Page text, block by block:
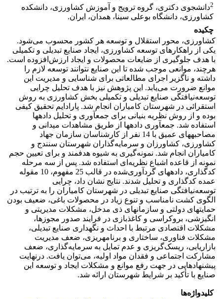
2دانشجوی دکتری، گروه ترویج و آموزش کشاورزی، دانشکده
کشاورزی، دانشگاه بوعلی سینا، همدان، ایران.
چکیده
کشاورزی، محور استقلال و توسعه هر کشور محسوب می‌شود.
یکی از راهکارهای توسعه کشاورزی، ایجاد صنایع تبدیلی و تکمیلی
با هدف جلوگیری از ضایعات محصولات و ایجاد ارزش‌افزوده است.
هرچند، موانعی موجب شده تا این صنایع نتوانند توسعه لازم را
داشته و ناگزیر اجرای مطالعاتی برای شناسایی و مدیریت این
موانع ضرورت می‌یابد. این پژوهش نیز با هدف تحلیل چرایی
توسعه‌نیافتگی صنایع تبدیلی و تکمیلی بخش کشاورزی به روش
استقرائی در شهرستان کامیاران انجام شد. پارادایم تحقیق کیفی
بوده و از روش نظریه بنیانی برای جمع‏آوری و تحلیل داده‏ها
استفاده شد. جمع‏آوری داده‏ها از طریق مشاهدات میدانی و
مصاحبه‏های عمیق با 14 نفر از کارشناسان سازمان جهاد
کشاورزی، کشاورزان و سرمایه‏‌گذاران شهرستان سنندج و
کامیاران انجام شد. نمونه‌‏گیری به شیوه هدفمند و برای تعیین حجم
نمونه از قاعده اشباع نظریه‌ای استفاده شد. پس از سه مرحله
کدگذاری، داده‏های گردآوری‌شده در قالب 25 مفهوم، 10 مقوله
عمده کدگذاری و تحلیل شدند. نتایج نشان داد، چرایی
توسعه‌نیافتگی صنایع تبدیلی در شهرستان کامیاران را به ترتیب در
الگوی کشت نامناسب و تنوع زیاد در محصولات باغی، ضعیف بودن
حمایت‏های دولتی و سازمان‏های ذی مدخل، مشکلات مدیریتی و
انگیزشی، بروکراسی و کاغذبازی در فرایند صدور مجوزها،
مشکلات اقتصادی مرتبط با احداث و نگهداری صنایع تبدیلی،
مشکلات فناوری، ساختاری و برنامه‏ریزی، ضعف مدیریت
بازاریابی، ریسک‌گریزی و عدم تمایل به سرمایه‏‌گذاری، ضعف
مشارکت اجتماعی و فقدان مواد اولیه، می‌توان یافت. درنهایت
پیشنهادهایی در جهت رفع موانع و مشکلات ایجاد و توسعه این
صنایع با تأکید بر شرایط شهرستان ارائه شد.
کلیدواژه‌ها